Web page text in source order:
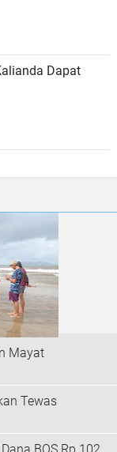
Dapat
Mayat
Tewas